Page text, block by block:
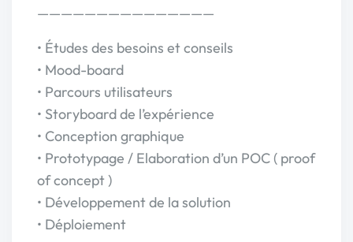
———————————————
• Études des besoins et conseils
• Mood-board
• Parcours utilisateurs
• Storyboard de l’expérience
• Conception graphique
• Prototypage / Elaboration d’un POC ( proof
of concept )
• Développement de la solution
• Déploiement